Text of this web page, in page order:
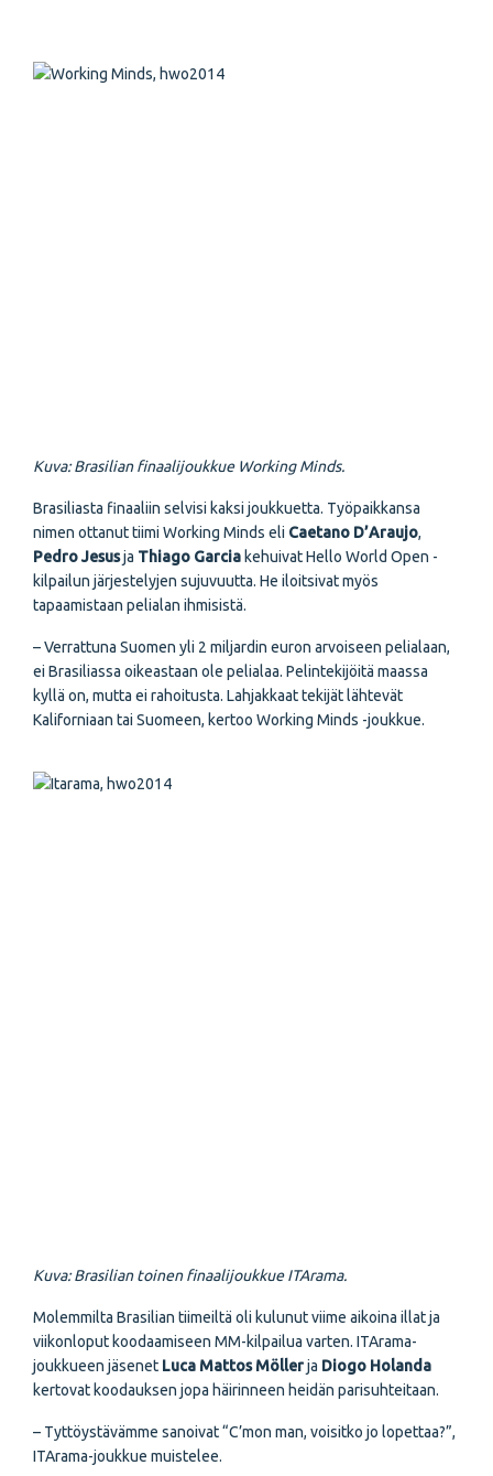
Kuva: Brasilian finaalijoukkue Working Minds.
Brasiliasta finaaliin selvisi kaksi joukkuetta. Työpaikkansa
nimen ottanut tiimi Working Minds eli Caetano D’Araujo,
Pedro Jesusja Thiago Garcia kehuivat Hello World Open -
kilpailun järjestelyjen sujuvuutta. He iloitsivat myös
tapaamistaan pelialan ihmisistä.
– Verrattuna Suomen yli 2 miljardin euron arvoiseen pelialaan,
ei Brasiliassa oikeastaan ole pelialaa. Pelintekijöitä maassa
kyllä on, mutta ei rahoitusta. Lahjakkaat tekijät lähtevät
Kaliforniaan tai Suomeen, kertoo Working Minds -joukkue.
Kuva: Brasilian toinen finaalijoukkue ITArama.
Molemmilta Brasilian tiimeiltä oli kulunut viime aikoina illat ja
viikonloput koodaamiseen MM-kilpailua varten. ITArama-
joukkueen jäsenet Luca Mattos Möllerja Diogo Holanda
kertovat koodauksen jopa häirinneen heidän parisuhteitaan.
– Tyttöystävämme sanoivat “C’mon man, voisitko jo lopettaa?”,
ITArama-joukkue muistelee.